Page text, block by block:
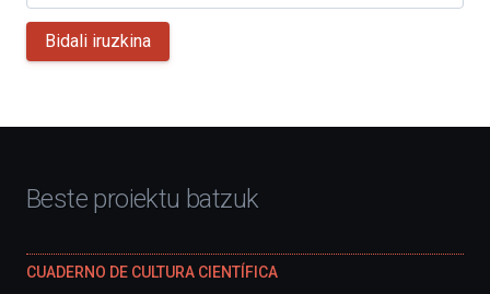
Bidali iruzkina
Beste proiektu batzuk
CUADERNO DE CULTURA CIENTÍFICA